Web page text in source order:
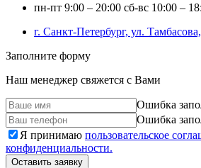
пн-пт 9:00 – 20:00 сб-вс 10:00 –
г. Санкт-Петербург, ул.
Заполните форму
Наш менеджер свяжется с Вами
Ошибка
Ошибка
Я принимаю пользовательское
конфиденциальности.
Оставить заявку